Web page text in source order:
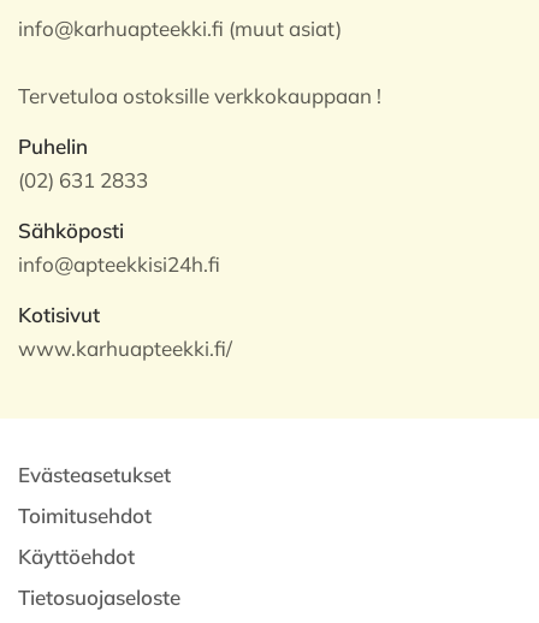
info@karhuapteekki.fi (muut asiat)
Tervetuloa ostoksille verkkokauppaan !
Puhelin
(02) 631 2833
Sähköposti
info@apteekkisi24h.fi
Kotisivut
www.karhuapteekki.fi/
Evästeasetukset
Toimitusehdot
Käyttöehdot
Tietosuojaseloste